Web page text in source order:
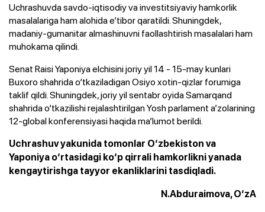
Uchrashuvda savdo-iqtisodiy va investitsiyaviy hamkorlik
masalalariga ham alohida e’tibor qaratildi. Shuningdek,
madaniy-gumanitar almashinuvni faollashtirish masalalari ham
muhokama qilindi.
Senat Raisi Yaponiya elchisini joriy yil 14 - 15-may kunlari
Buxoro shahrida o‘tkaziladigan Osiyo xotin-qizlar forumiga
taklif qildi. Shuningdek, joriy yil sentabr oyida Samarqand
shahrida o‘tkazilishi rejalashtirilgan Yosh parlament a’zolarining
12-global konferensiyasi haqida ma’lumot berildi.
Uchrashuv yakunida tomonlar O‘zbekiston va
Yaponiya o‘rtasidagi ko‘p qirrali hamkorlikni yanada
kengaytirishga tayyor ekanliklarini tasdiqladi.
N.Abduraimova, O‘zA